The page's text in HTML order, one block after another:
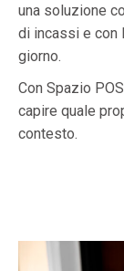
una soluzione
di incassi e con
giorno.
Con Spazio
capire quale
contesto.